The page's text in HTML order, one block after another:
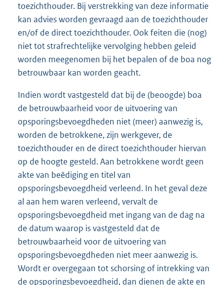
toezichthouder. Bij verstrekking van deze informatie
kan advies worden gevraagd aan de toezichthouder
en/of de direct toezichthouder. Ook feiten die (nog)
niet tot strafrechtelijke vervolging hebben geleid
worden meegenomen bij het bepalen of de boa nog
betrouwbaar kan worden geacht.
Indien wordt vastgesteld dat bij de (beoogde) boa
de betrouwbaarheid voor de uitvoering van
opsporingsbevoegdheden niet (meer) aanwezig is,
worden de betrokkene, zijn werkgever, de
toezichthouder en de direct toezichthouder hiervan
op de hoogte gesteld. Aan betrokkene wordt geen
akte van beëdiging en titel van
opsporingsbevoegdheid verleend. In het geval deze
al aan hem waren verleend, vervalt de
opsporingsbevoegdheid met ingang van de dag na
de datum waarop is vastgesteld dat de
betrouwbaarheid voor de uitvoering van
opsporingsbevoegdheden niet meer aanwezig is.
Wordt er overgegaan tot schorsing of intrekking van
de opsporingsbevoegdheid, dan dienen de akte en